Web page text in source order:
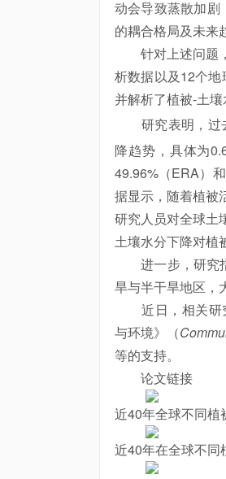
动会导致蒸散加剧
的耦合格局及未来
针对上述问题，
析数据以及12个地
并解析了植被-土
研究表明，过
降趋势，具体为
49.96%（ERA）
据显示，随着植被
研究人员对全球土
土壤水分下降对植
进一步，研究指
旱与半干旱地区，
近日，相关研
与环境》（
等的支持。
论文链接
近40年全球不同植
近40年在全球不同